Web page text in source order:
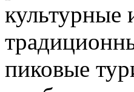
культурные
пиковые